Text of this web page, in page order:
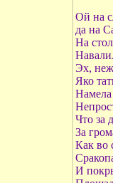
Ой на
да на
На
Эх,
Яко
Что за
За
Как во
И